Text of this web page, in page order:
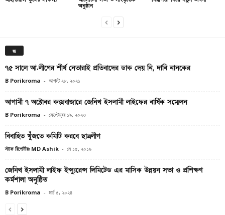
অনুষ্ঠান
জ
৭৫ সালে আ.লীগের শীর্ষ নেতারাই প্রতিবাদের ডাক দেয় নি, দাবি নানকের
B Porikroma - আগস্ট ২৮, ২০২১
আগামী ৭ অক্টোবর কক্সবাজারে জেনিথ ইসলামী লাইফের বার্ষিক সম্মেলন
B Porikroma - সেপ্টেম্বর ১৯, ২০২৩
বিবাহিত খুঁজতে কমিটি করবে ছাত্রলীগ
স্টাফ রিপোর্টারঃ MD Ashik - মে ১৫, ২০১৯
জেনিথ ইসলামী লাইফ ইন্স্যুরেন্স লিমিটেড এর মাসিক উন্নয়ন সভা ও প্রশিক্ষণ
কর্মশালা অনুষ্ঠিত
B Porikroma - মার্চ ৫, ২০২৪